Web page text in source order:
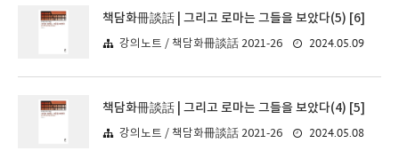
책담화冊談話 | 그리고 로마는 그들을 보았다(5) [6]
강의노트 / 책담화冊談話 2021-26 2024.05.09
책담화冊談話 | 그리고 로마는 그들을 보았다(4) [5]
강의노트 / 책담화冊談話 2021-26 2024.05.08